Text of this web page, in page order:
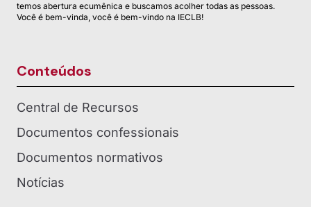
temos abertura ecumênica e buscamos acolher todas as pessoas.
Você é bem-vinda, você é bem-vindo na IECLB!
Conteúdos
Central de Recursos
Documentos confessionais
Documentos normativos
Notícias